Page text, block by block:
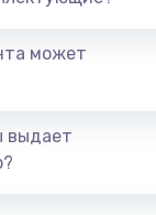
1440 руб.
южного моста
может
выдает